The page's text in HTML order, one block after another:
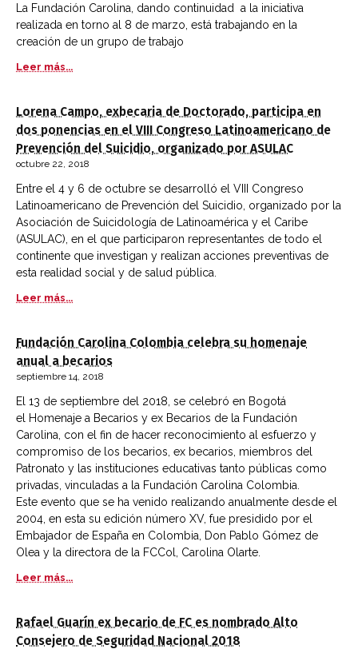
La Fundación Carolina, dando continuidad a la iniciativa
realizada en torno al 8 de marzo, está trabajando en la
creación de un grupo de trabajo
Leer más...
Lorena Campo, exbecaria de Doctorado, participa en
dos ponencias en el VIII Congreso Latinoamericano de
Prevención del Suicidio, organizado por ASULAC
octubre 22, 2018
Entre el 4 y 6 de octubre se desarrolló el VIII Congreso
Latinoamericano de Prevención del Suicidio, organizado por la
Asociación de Suicidología de Latinoamérica y el Caribe
(ASULAC), en el que participaron representantes de todo el
continente que investigan y realizan acciones preventivas de
esta realidad social y de salud pública.
Leer más...
Fundación Carolina Colombia celebra su homenaje
anual a becarios
septiembre 14, 2018
El 13 de septiembre del 2018, se celebró en Bogotá
el Homenaje a Becarios y ex Becarios de la Fundación
Carolina, con el fin de hacer reconocimiento al esfuerzo y
compromiso de los becarios, ex becarios, miembros del
Patronato y las instituciones educativas tanto públicas como
privadas, vinculadas a la Fundación Carolina Colombia.
Este evento que se ha venido realizando anualmente desde el
2004, en esta su edición número XV, fue presidido por el
Embajador de España en Colombia, Don Pablo Gómez de
Olea y la directora de la FCCol, Carolina Olarte.
Leer más...
Rafael Guarín ex becario de FC es nombrado Alto
Consejero de Seguridad Nacional 2018